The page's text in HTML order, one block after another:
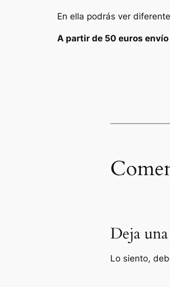
En ella podrás ver
A partir de 50 euros
Deja
Lo siento,